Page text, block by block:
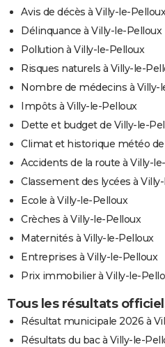
Avis de décès à Villy-le-Pelloux
Délinquance à Villy-le-Pelloux
Pollution à Villy-le-Pelloux
Risques naturels à Villy-le-
Nombre de médecins à Villy-
Impôts à Villy-le-Pelloux
Dette et budget de Villy-le-
Climat et historique météo
Accidents de la route à Villy-
Classement des lycées à
Ecole à Villy-le-Pelloux
Crèches à Villy-le-Pelloux
Maternités à Villy-le-Pelloux
Entreprises à Villy-le-Pelloux
Prix immobilier à Villy-le-
Tous les résultats
Résultat municipale 2026 à
Résultats du bac à Villy-le-